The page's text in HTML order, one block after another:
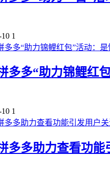
10 1
多多“助力锦鲤红
10 1
多多助力查看功能